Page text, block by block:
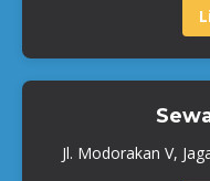
Jl. Modorakan V,